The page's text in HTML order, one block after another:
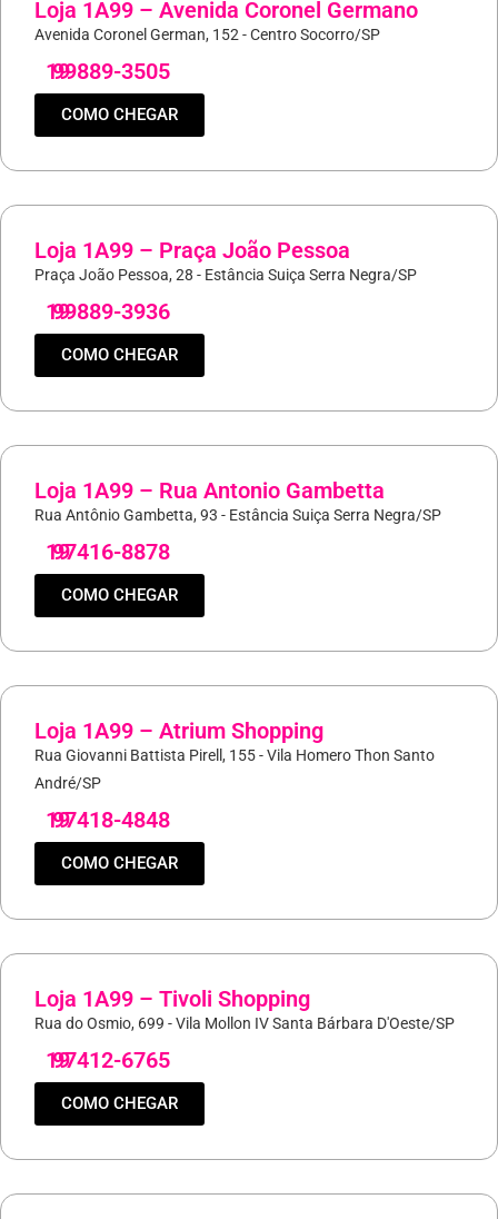
Loja 1A99 – Avenida Coronel Germano
Avenida Coronel German, 152 - Centro Socorro/SP
19
99889-3505
COMO CHEGAR
Loja 1A99 – Praça João Pessoa
Praça João Pessoa, 28 - Estância Suiça Serra Negra/SP
19
99889-3936
COMO CHEGAR
Loja 1A99 – Rua Antonio Gambetta
Rua Antônio Gambetta, 93 - Estância Suiça Serra Negra/SP
19
97416-8878
COMO CHEGAR
Loja 1A99 – Atrium Shopping
Rua Giovanni Battista Pirell, 155 - Vila Homero Thon Santo
André/SP
19
97418-4848
COMO CHEGAR
Loja 1A99 – Tivoli Shopping
Rua do Osmio, 699 - Vila Mollon IV Santa Bárbara D'Oeste/SP
19
97412-6765
COMO CHEGAR